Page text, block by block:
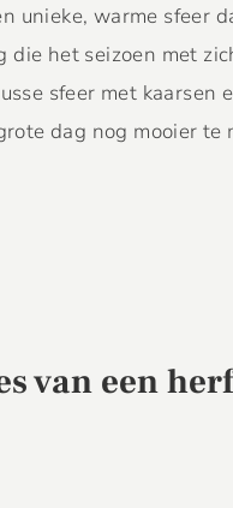
unieke, warme sfeer
het seizoen met
sfeer met kaarsen
dag nog mooier te
van een